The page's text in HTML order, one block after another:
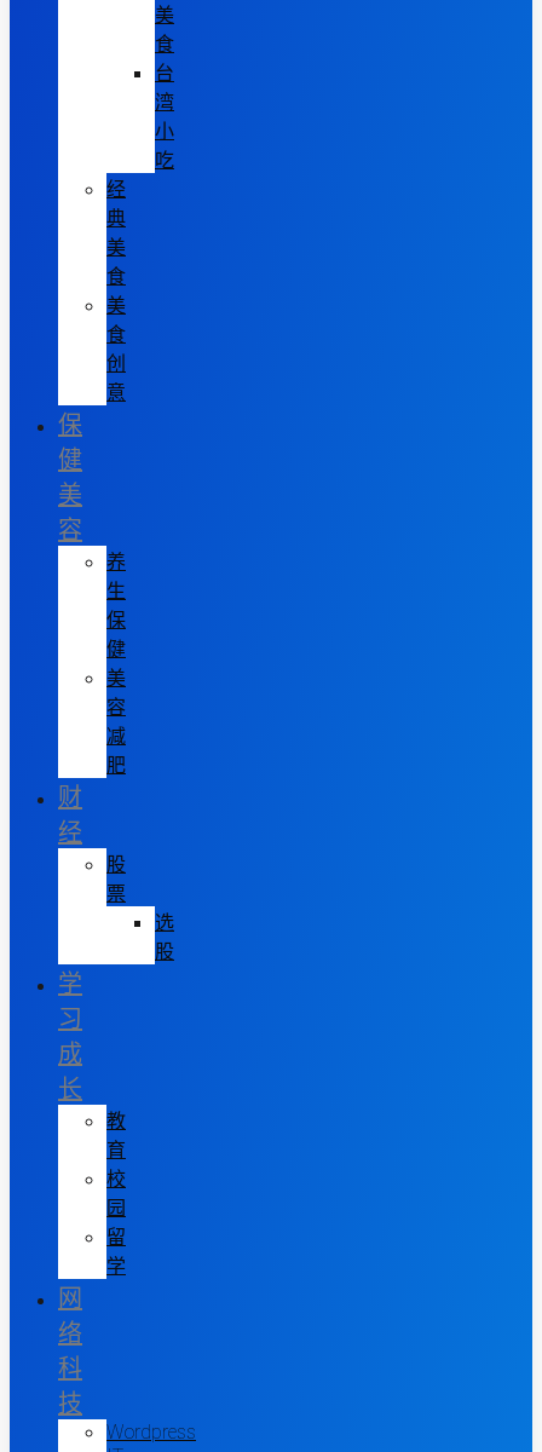
美
食
台
湾
小
吃
经
典
美
食
美
食
创
意
保
健
美
容
养
生
保
健
美
容
减
肥
财
经
股
票
选
股
学
习
成
长
教
育
校
园
留
学
网
络
科
技
Wordpress